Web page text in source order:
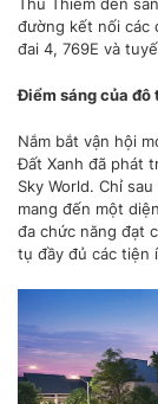
đường kết nối các
đai 4, 769E và
Điểm sáng của đô
Nắm bắt vận hội
Đất Xanh đã phát
Sky World. Chỉ
mang đến một
đa chức năng đạt
tụ đầy đủ các tiện